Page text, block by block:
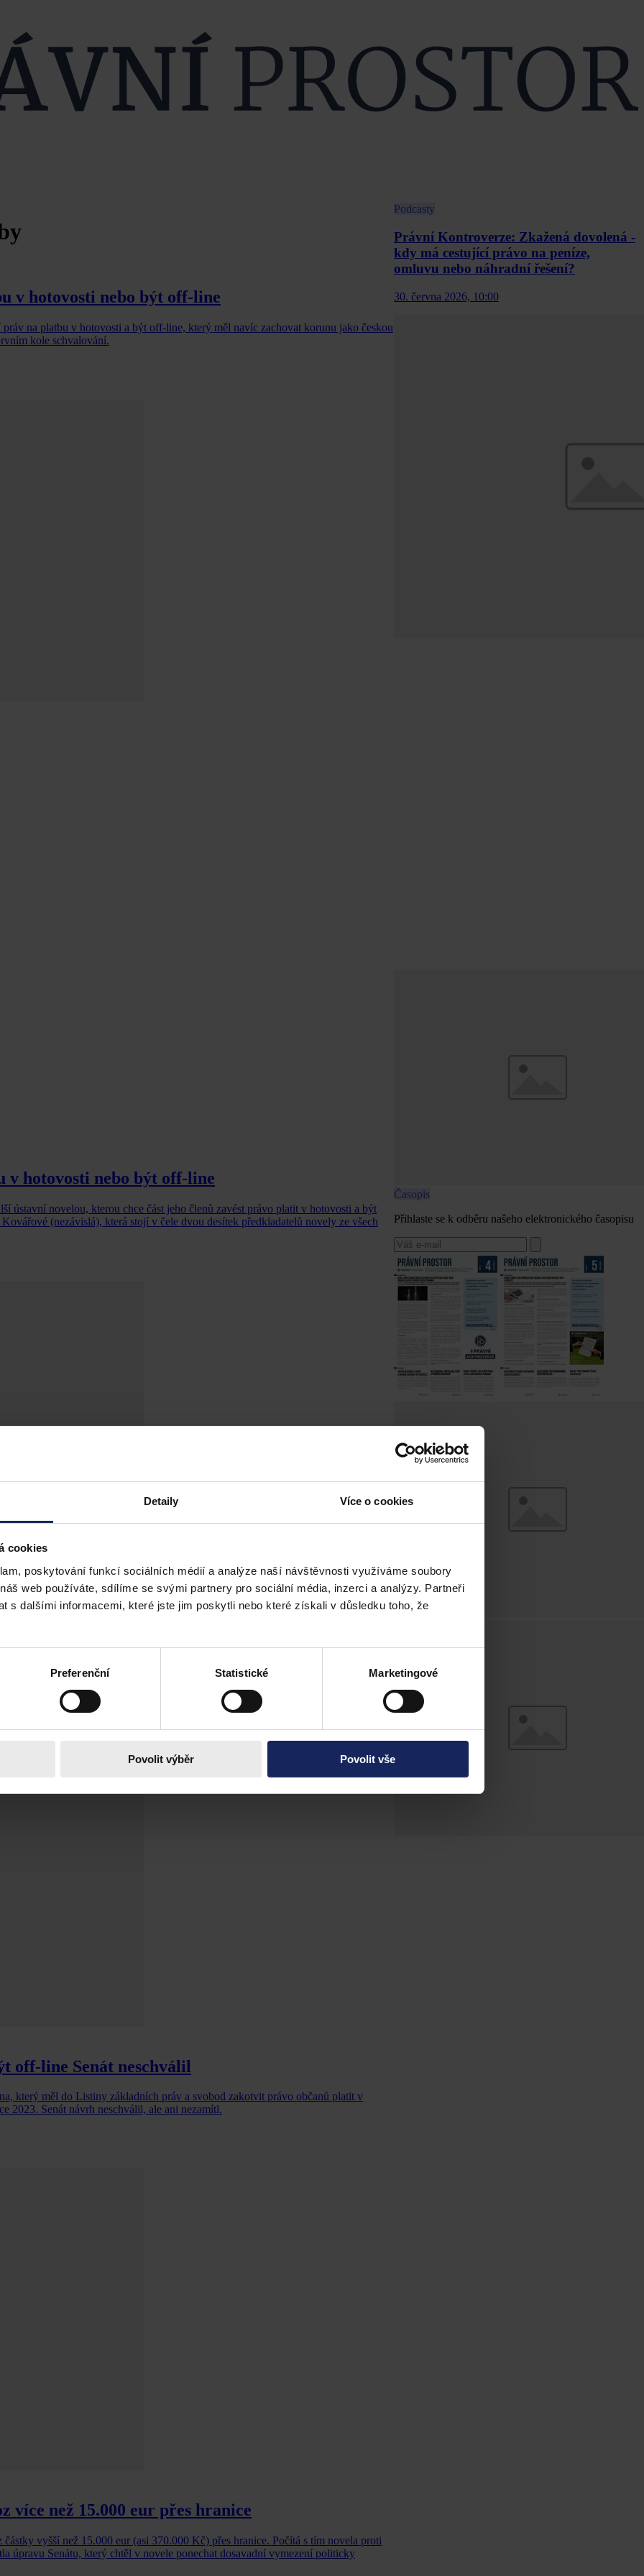
Detaily Více o cookies
cookies
poskytování funkcí sociálních médií a analýze naší návštěvnosti využíváme soubory
web používáte, sdílíme se svými partnery pro sociální média, inzerci a analýzy. Partneři
s dalšími informacemi, které jste jim poskytli nebo které získali v důsledku toho, že
Preferenční Statistické Marketingové
Povolit výběr Povolit vše
v hotovosti nebo být off-line
na platbu v hotovosti a být off-line, který měl navíc zachovat korunu jako českou
kole schvalování.
v hotovosti nebo být off-line
ústavní novelou, kterou chce část jeho členů zavést právo platit v hotovosti a být
(nezávislá), která stojí v čele dvou desítek předkladatelů novely ze všech
potírání legalizace výnosů z trestné činnosti, aplikační praxe v České republice
AML zákona a specifické úpravy zákona o realitním zprostředkování vytváří
případech pouze formální proklamací bez reálného dopadu. Tento článek
de lege ferenda opatření k posílení transparentnosti finančních toků.
off-line Senát neschválil
který měl do Listiny základních práv a svobod zakotvit právo občanů platit v
2023. Senát návrh neschválil, ale ani nezamítl.
více než 15.000 eur přes hranice
vyšší než 15.000 eur (asi 370.000 Kč) přes hranice. Počítá s tím novela proti
úpravu Senátu, který chtěl v novele ponechat dosavadní vymezení politicky
Podcasty
Právní Kontroverze: Zkažená dovolená -
kdy má cestující právo na peníze,
omluvu nebo náhradní řešení?
30. června 2026, 10:00
Časopis
Přihlaste se k odběru našeho elektronického časopisu